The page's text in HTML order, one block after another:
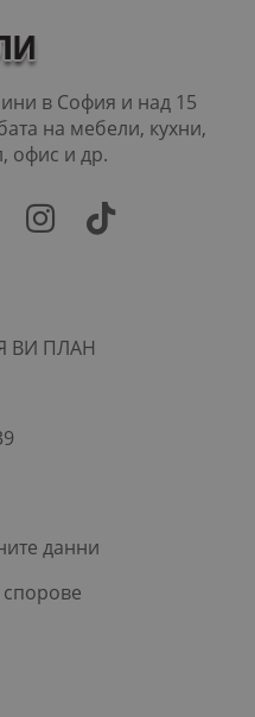
в София и над 15
офис и др.
ВИ ПЛАН
данни